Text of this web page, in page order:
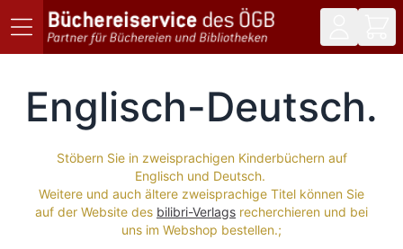
Englisch-Deutsch
Stöbern Sie in zweisprachigen Kinderbüchern auf
Englisch und Deutsch.
Weitere und auch ältere zweisprachige Titel können Sie
auf der Website des bilibri-Verlags recherchieren und bei
uns im Webshop bestellen.;